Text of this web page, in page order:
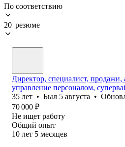
По соответствию
20 резюме
Директор, специалист, продажи,
управление персоналом,
35 лет • Был 5 августа •
70 000 ₽
Не ищет работу
Общий опыт
10 лет 5 месяцев